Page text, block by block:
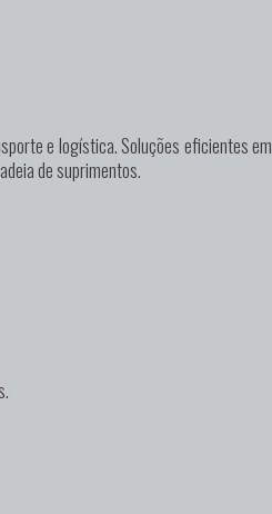
e logística. Soluções eficientes em
de suprimentos.